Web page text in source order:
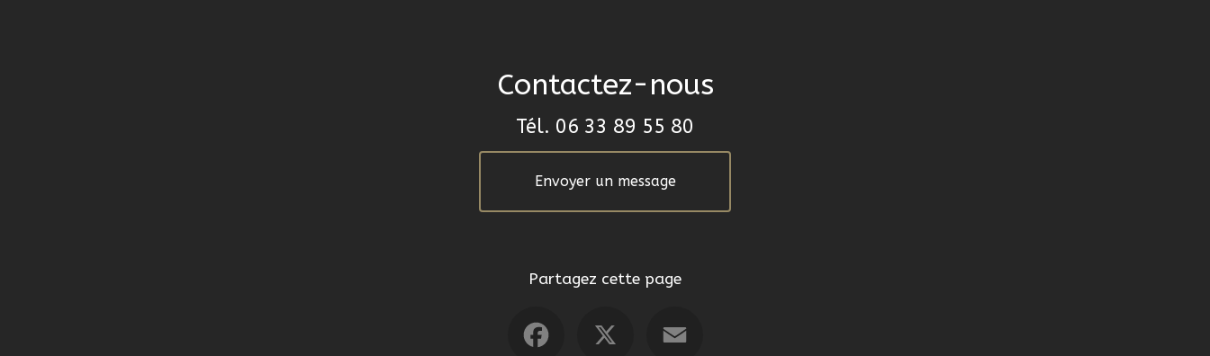
Contactez-nous
Tél. 06 33 89 55 80
Envoyer un message
Partagez cette page